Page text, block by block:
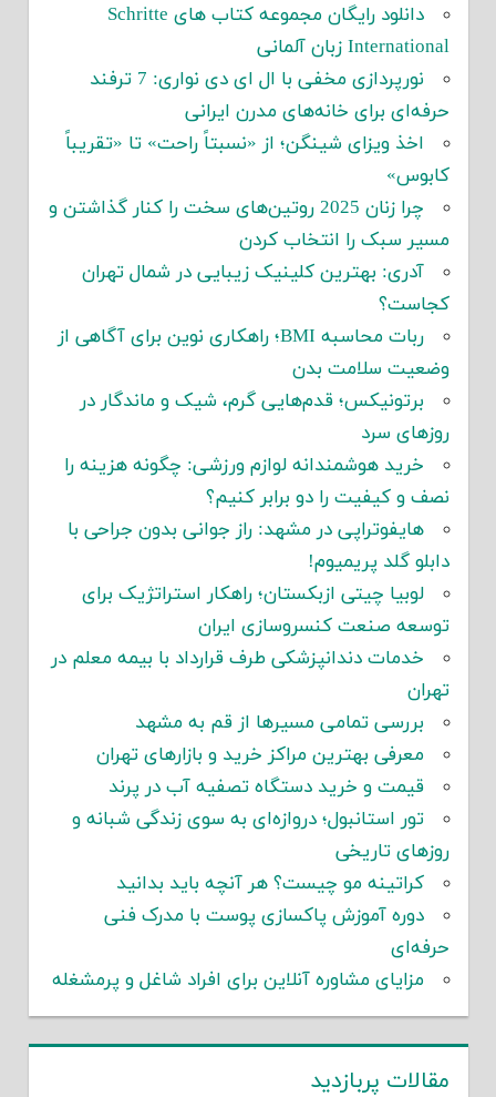
دانلود رایگان مجموعه کتاب های Schritte
International زبان آلمانی
نورپردازی مخفی با ال ای دی نواری: 7 ترفند
حرفه‌ای برای خانه‌های مدرن ایرانی
اخذ ویزای شینگن؛ از «نسبتاً راحت» تا «تقریباً
کابوس»
چرا زنان 2025 روتین‌های سخت را کنار گذاشتن و
مسیر سبک را انتخاب کردن
آدری: بهترین کلینیک زیبایی در شمال تهران
کجاست؟
ربات محاسبه BMI؛ راهکاری نوین برای آگاهی از
وضعیت سلامت بدن
برتونیکس؛ قدم‌هایی گرم، شیک و ماندگار در
روزهای سرد
خرید هوشمندانه لوازم ورزشی: چگونه هزینه را
نصف و کیفیت را دو برابر کنیم؟
هایفوتراپی در مشهد: راز جوانی بدون جراحی با
دابلو گلد پریمیوم!
لوبیا چیتی ازبکستان؛ راهکار استراتژیک برای
توسعه صنعت کنسروسازی ایران
خدمات دندانپزشکی طرف قرارداد با بیمه معلم در
تهران
بررسی تمامی مسیرها از قم به مشهد
معرفی بهترین مراکز خرید و بازارهای تهران
قیمت و خرید دستگاه تصفیه آب در پرند
تور استانبول؛ دروازه‌ای به سوی زندگی شبانه و
روزهای تاریخی
کراتینه مو چیست؟ هر آنچه باید بدانید
دوره آموزش پاکسازی پوست با مدرک فنی
حرفه‌ای
مزایای مشاوره آنلاین برای افراد شاغل و پرمشغله
مقالات پربازدید